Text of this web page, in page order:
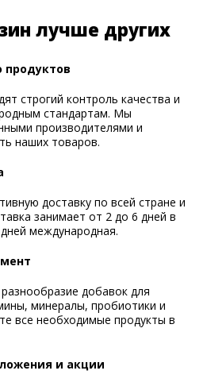
лучше других
продуктов
строгий контроль качества и
стандартам. Мы
производителями и
наших товаров.
доставку по всей стране и
занимает от 2 до 6 дней в
международная.
добавок для
минералы, пробиотики и
все необходимые продукты в
и акции